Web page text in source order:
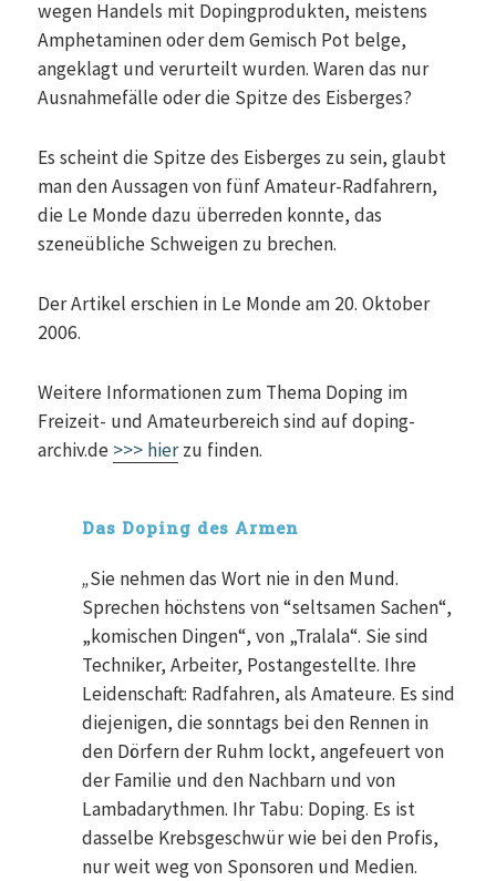
wegen Handels mit Dopingprodukten, meistens
Amphetaminen oder dem Gemisch Pot belge,
angeklagt und verurteilt wurden. Waren das nur
Ausnahmefälle oder die Spitze des Eisberges?
Es scheint die Spitze des Eisberges zu sein, glaubt
man den Aussagen von fünf Amateur-Radfahrern,
die Le Monde dazu überreden konnte, das
szeneübliche Schweigen zu brechen.
Der Artikel erschien in Le Monde am 20. Oktober
2006.
Weitere Informationen zum Thema Doping im
Freizeit- und Amateurbereich sind auf doping-
archiv.de >>> hierzu finden.
Das Doping des Armen
„Sie nehmen das Wort nie in den Mund.
Sprechen höchstens von “seltsamen Sachen“,
„komischen Dingen“, von „Tralala“. Sie sind
Techniker, Arbeiter, Postangestellte. Ihre
Leidenschaft: Radfahren, als Amateure. Es sind
diejenigen, die sonntags bei den Rennen in
den Dörfern der Ruhm lockt, angefeuert von
der Familie und den Nachbarn und von
Lambadarythmen. Ihr Tabu: Doping. Es ist
dasselbe Krebsgeschwür wie bei den Profis,
nur weit weg von Sponsoren und Medien.